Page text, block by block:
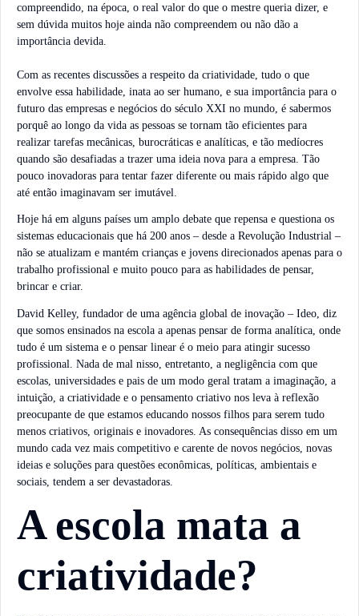
compreendido, na época, o real valor do que o mestre queria dizer, e
sem dúvida muitos hoje ainda não compreendem ou não dão a
importância devida.
Com as recentes discussões a respeito da criatividade, tudo o que
envolve essa habilidade, inata ao ser humano, e sua importância para o
futuro das empresas e negócios do século XXI no mundo, é sabermos
porquê ao longo da vida as pessoas se tornam tão eficientes para
realizar tarefas mecânicas, burocráticas e analíticas, e tão medíocres
quando são desafiadas a trazer uma ideia nova para a empresa. Tão
pouco inovadoras para tentar fazer diferente ou mais rápido algo que
até então imaginavam ser imutável.
Hoje há em alguns países um amplo debate que repensa e questiona os
sistemas educacionais que há 200 anos – desde a Revolução Industrial –
não se atualizam e mantém crianças e jovens direcionados apenas para o
trabalho profissional e muito pouco para as habilidades de pensar,
brincar e criar.
David Kelley, fundador de uma agência global de inovação – Ideo, diz
que somos ensinados na escola a apenas pensar de forma analítica, onde
tudo é um sistema e o pensar linear é o meio para atingir sucesso
profissional. Nada de mal nisso, entretanto, a negligência com que
escolas, universidades e pais de um modo geral tratam a imaginação, a
intuição, a criatividade e o pensamento criativo nos leva à reflexão
preocupante de que estamos educando nossos filhos para serem tudo
menos criativos, originais e inovadores. As consequências disso em um
mundo cada vez mais competitivo e carente de novos negócios, novas
ideias e soluções para questões econômicas, políticas, ambientais e
sociais, tendem a ser devastadoras.
A escola mata a
criatividade?